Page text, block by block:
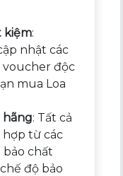
kiệm:
nhật các
voucher độc
mua Loa
hãng: Tất cả
hợp từ các
chất
độ bảo